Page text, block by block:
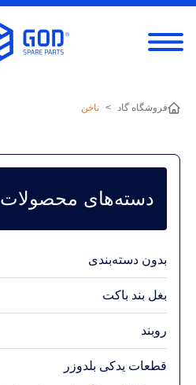
فروشگاه گاد > ناخن
دسته‌های محصولات
بدون دسته‌بندی
بغل بند باکت
روبند
قطعات یدکی بلدوزر